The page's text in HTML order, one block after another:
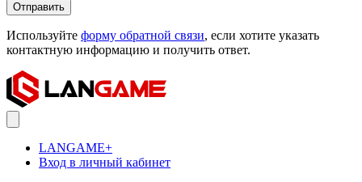
Отправить
Используйте форму обратной связи, если хотите указать
контактную информацию и получить ответ.
LANGAME+
Вход в личный кабинет